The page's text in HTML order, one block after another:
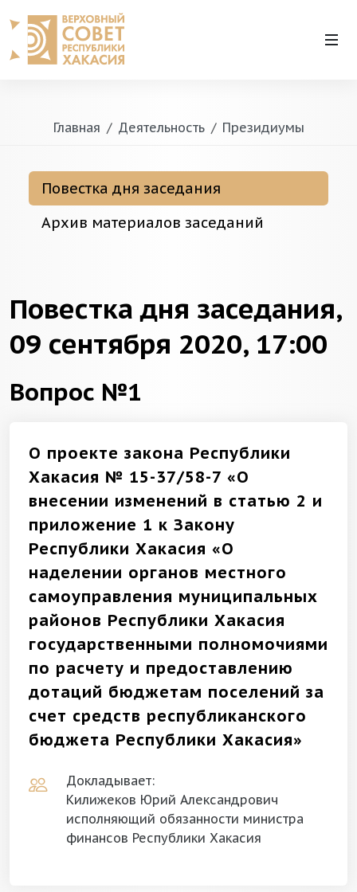
Главная Деятельность Президиумы
Повестка дня заседания
Архив материалов заседаний
Повестка дня заседания,
09 сентября 2020, 17:00
Вопрос №1
О проекте закона Республики
Хакасия № 15-37/58-7 «О
внесении изменений в статью 2 и
приложение 1 к Закону
Республики Хакасия «О
наделении органов местного
самоуправления муниципальных
районов Республики Хакасия
государственными полномочиями
по расчету и предоставлению
дотаций бюджетам поселений за
счет средств республиканского
бюджета Республики Хакасия»
Докладывает:
Килижеков Юрий Александрович
исполняющий обязанности министра
финансов Республики Хакасия